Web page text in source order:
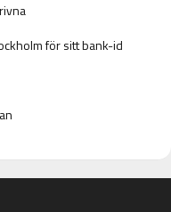
för sitt bank-id